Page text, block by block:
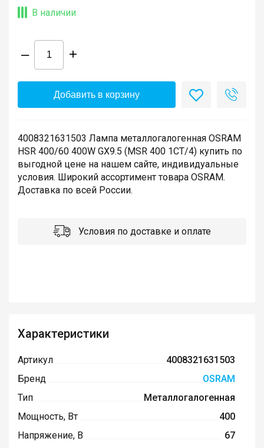
В наличии
– +
Добавить в корзину
4008321631503 Лампа металлогалогенная OSRAM
HSR 400/60 400W GX9.5 (MSR 400 1CT/4) купить по
выгодной цене на нашем сайте, индивидуальные
условия. Широкий ассортимент товара OSRAM.
Доставка по всей России.
Условия по доставке и оплате
Характеристики
Артикул
4008321631503
Бренд
OSRAM
Тип
Металлогалогенная
Мощность, Вт
400
Напряжение, В
67